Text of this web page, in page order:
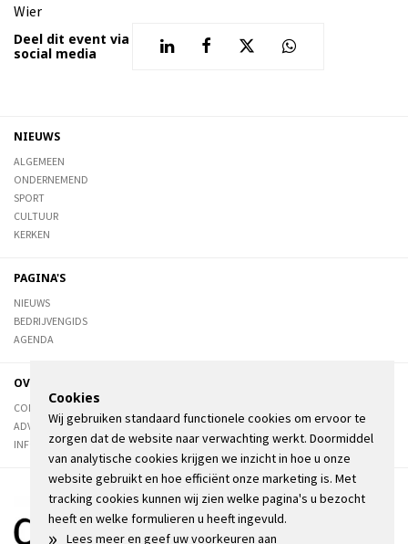
Wier
Deel dit event via
social media
NIEUWS
ALGEMEEN
ONDERNEMEND
SPORT
CULTUUR
KERKEN
PAGINA'S
NIEUWS
BEDRIJVENGIDS
AGENDA
OVER DE STIENSER
CONTACT
ADVERTEREN
INFORMATIE
Cookies
Wij gebruiken standaard functionele cookies om ervoor te
zorgen dat de website naar verwachting werkt. Doormiddel
van analytische cookies krijgen we inzicht in hoe u onze
website gebruikt en hoe efficiënt onze marketing is. Met
tracking cookies kunnen wij zien welke pagina's u bezocht
heeft en welke formulieren u heeft ingevuld.
» Lees meer en geef uw voorkeuren aan